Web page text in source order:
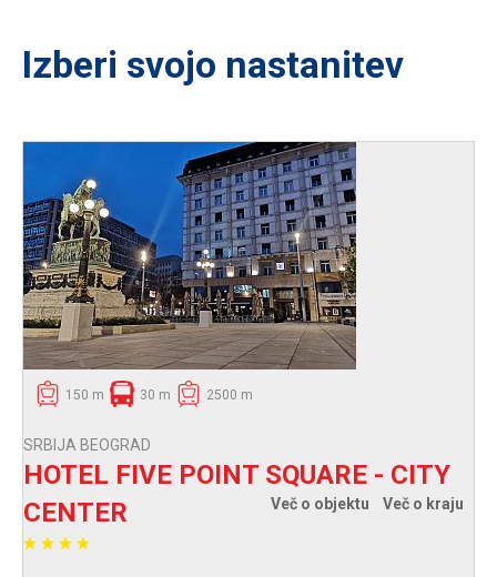
Izberi svojo nastanitev
150 m 30 m 2500 m
SRBIJA BEOGRAD
HOTEL FIVE POINT SQUARE - CITY
CENTER
Več o objektu Več o kraju